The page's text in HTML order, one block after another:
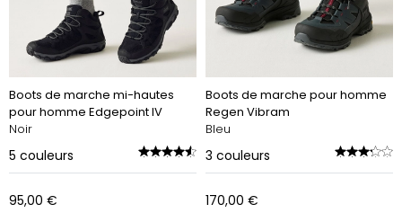
Boots de marche mi-hautes
pour homme Edgepoint IV
Noir
5 couleurs
95,00 €
Boots de marche pour homme
Regen Vibram
Bleu
3 couleurs
170,00 €